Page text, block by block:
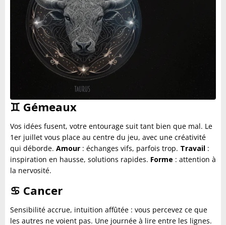
♊ Gémeaux
Vos idées fusent, votre entourage suit tant bien que mal. Le
1er juillet vous place au centre du jeu, avec une créativité
qui déborde. Amour : échanges vifs, parfois trop. Travail :
inspiration en hausse, solutions rapides. Forme : attention à
la nervosité.
♋ Cancer
Sensibilité accrue, intuition affûtée : vous percevez ce que
les autres ne voient pas. Une journée à lire entre les lignes.